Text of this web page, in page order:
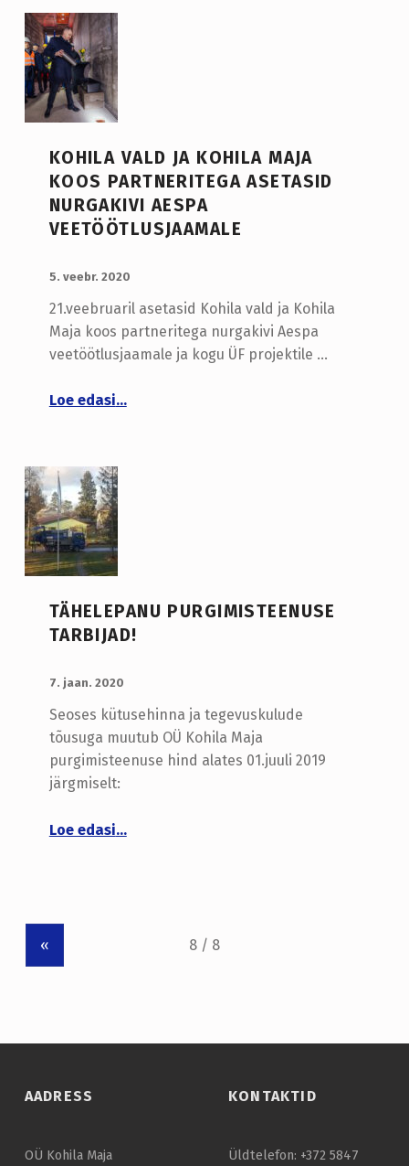
KOHILA VALD JA KOHILA MAJA
KOOS PARTNERITEGA ASETASID
NURGAKIVI AESPA
VEETÖÖTLUSJAAMALE
5. veebr. 2020
21.veebruaril asetasid Kohila vald ja Kohila
Maja koos partneritega nurgakivi Aespa
veetöötlusjaamale ja kogu ÜF projektile …
Loe edasi“Kohila vald ja Kohila Maja koos partneritega asetasid nurgakivi Aespa veetöötlusjaamale”
…
TÄHELEPANU PURGIMISTEENUSE
TARBIJAD!
7. jaan. 2020
Seoses kütusehinna ja tegevuskulude
tõusuga muutub OÜ Kohila Maja
purgimisteenuse hind alates 01.juuli 2019
järgmiselt:
Loe edasi
“Tähelepanu purgimisteenuse tarbijad!”
…
«
AADRESS
OÜ Kohila Maja
KONTAKTID
Üldtelefon: +372 5847